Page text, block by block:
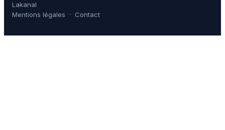
Lakanal
Mentions légales · Contact